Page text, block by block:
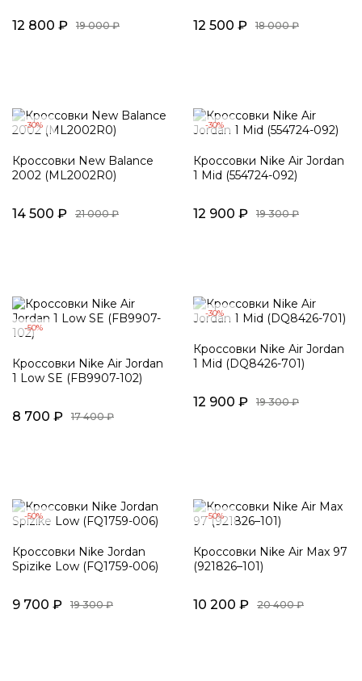
12 800 ₽ 19 000 ₽ 12 500 ₽ 18 000 ₽
-30%
Кроссовки New Balance
2002 (ML2002R0)
14 500 ₽ 21 000 ₽
-30%
Кроссовки Nike Air Jordan
1 Mid (554724-092)
12 900 ₽ 19 300 ₽
-50%
Кроссовки Nike Air Jordan
1 Low SE (FB9907-102)
8 700 ₽ 17 400 ₽
-30%
Кроссовки Nike Air Jordan
1 Mid (DQ8426-701)
12 900 ₽ 19 300 ₽
-50%
Кроссовки Nike Jordan
Spizike Low (FQ1759-006)
9 700 ₽ 19 300 ₽
-50%
Кроссовки Nike Air Max 97
(921826–101)
10 200 ₽ 20 400 ₽